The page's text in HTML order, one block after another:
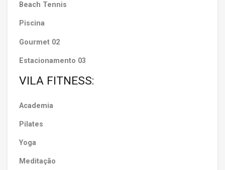
Beach Tennis
Piscina
Gourmet 02
Estacionamento 03
VILA FITNESS:
Academia
Pilates
Yoga
Meditação